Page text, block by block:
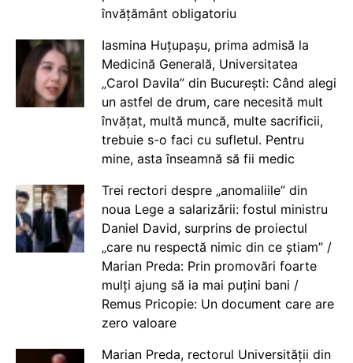
învățământ obligatoriu
Iasmina Huțupașu, prima admisă la
Medicină Generală, Universitatea
„Carol Davila” din București: Când alegi
un astfel de drum, care necesită mult
învățat, multă muncă, multe sacrificii,
trebuie s-o faci cu sufletul. Pentru
mine, asta înseamnă să fii medic
Trei rectori despre „anomaliile” din
noua Lege a salarizării: fostul ministru
Daniel David, surprins de proiectul
„care nu respectă nimic din ce știam” /
Marian Preda: Prin promovări foarte
mulți ajung să ia mai puțini bani /
Remus Pricopie: Un document care are
zero valoare
Marian Preda, rectorul Universității din